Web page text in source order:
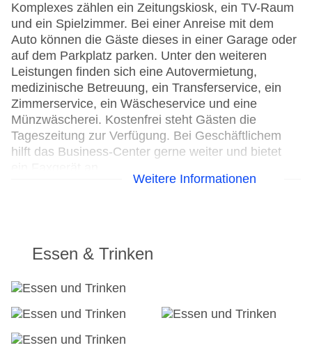
Komplexes zählen ein Zeitungskiosk, ein TV-Raum
und ein Spielzimmer. Bei einer Anreise mit dem
Auto können die Gäste dieses in einer Garage oder
auf dem Parkplatz parken. Unter den weiteren
Leistungen finden sich eine Autovermietung,
medizinische Betreuung, ein Transferservice, ein
Zimmerservice, ein Wäscheservice und eine
Münzwäscherei. Kostenfrei steht Gästen die
Tageszeitung zur Verfügung. Bei Geschäftlichem
hilft das Business-Center gerne weiter und bietet
Check-out bis: 12:00:00
Konferenzraum
Hoteleröffnung: 2000
Hotelsafe
Lift
Weitere Informationen
Essen & Trinken